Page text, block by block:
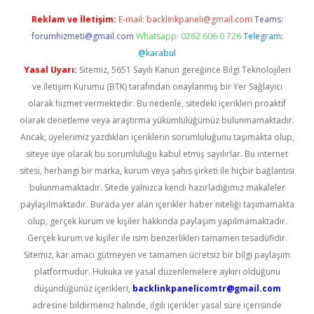
Reklam ve İletişim: E-mail: backlinkpaneli@gmail.com Teams:
forumhizmeti@gmail.com Whatsapp: 0262 606 0 726 Telegram:
@karabul
Yasal Uyarı: Sitemiz, 5651 Sayılı Kanun gereğince Bilgi Teknolojileri
ve İletişim Kurumu (BTK) tarafından onaylanmış bir Yer Sağlayıcı
olarak hizmet vermektedir. Bu nedenle, sitedeki içerikleri proaktif
olarak denetleme veya araştırma yükümlülüğümüz bulunmamaktadır.
Ancak, üyelerimiz yazdıkları içeriklerin sorumluluğunu taşımakta olup,
siteye üye olarak bu sorumluluğu kabul etmiş sayılırlar. Bu internet
sitesi, herhangi bir marka, kurum veya şahıs şirketi ile hiçbir bağlantısı
bulunmamaktadır. Sitede yalnızca kendi hazırladığımız makaleler
paylaşılmaktadır. Burada yer alan içerikler haber niteliği taşımamakta
olup, gerçek kurum ve kişiler hakkında paylaşım yapılmamaktadır.
Gerçek kurum ve kişiler ile isim benzerlikleri tamamen tesadüfidir.
Sitemiz, kar amacı gütmeyen ve tamamen ücretsiz bir bilgi paylaşım
platformudur. Hukuka ve yasal düzenlemelere aykırı olduğunu
düşündüğünüz içerikleri, backlinkpanelicomtr@gmail.com
adresine bildirmeniz halinde, ilgili içerikler yasal süre içerisinde